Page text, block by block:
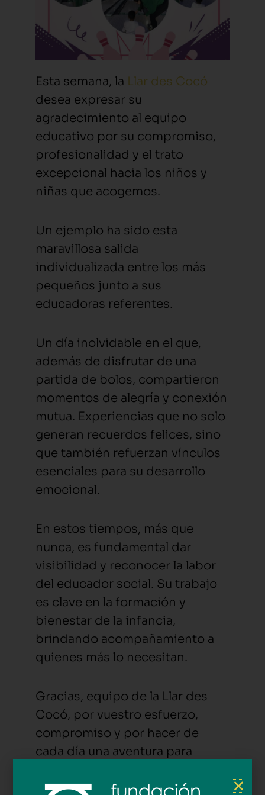
Esta semana, la Llar des Cocó
desea expresar su
agradecimiento al equipo
educativo por su compromiso,
profesionalidad y el trato
excepcional hacia los niños y
niñas que acogemos.
Un ejemplo ha sido esta
maravillosa salida
individualizada entre los más
pequeños junto a sus
educadoras referentes.
Un día inolvidable en el que,
además de disfrutar de una
partida de bolos, compartieron
momentos de alegría y conexión
mutua. Experiencias que no solo
generan recuerdos felices, sino
que también refuerzan vínculos
esenciales para su desarrollo
emocional.
En estos tiempos, más que
nunca, es fundamental dar
visibilidad y reconocer la labor
del educador social. Su trabajo
es clave en la formación y
bienestar de la infancia,
brindando acompañamiento a
quienes más lo necesitan.
Gracias, equipo de la Llar des
Cocó, por vuestro esfuerzo,
compromiso y por hacer de
cada día una aventura para